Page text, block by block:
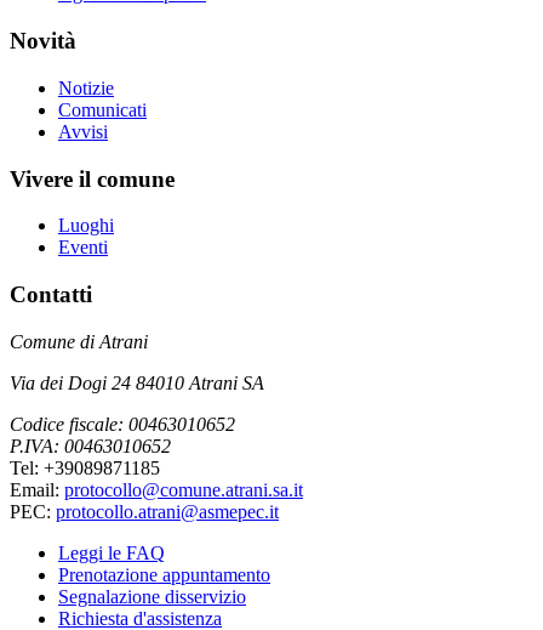
Novità
Notizie
Comunicati
Avvisi
Vivere il comune
Luoghi
Eventi
Contatti
Comune di Atrani
Via dei Dogi 24 84010 Atrani SA
Codice fiscale: 00463010652
P.IVA: 00463010652
Tel: +39089871185
Email: protocollo@comune.atrani.sa.it
PEC: protocollo.atrani@asmepec.it
Leggi le FAQ
Prenotazione appuntamento
Segnalazione disservizio
Richiesta d'assistenza